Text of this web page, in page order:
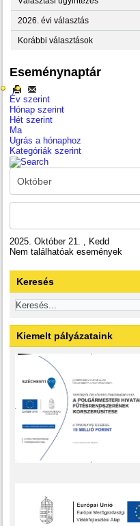
2026. évi választás
Korábbi választások
Eseménynaptár
Év szerint
Hónap szerint
Hét szerint
Ma
Ugrás a hónaphoz
Kategóriák szerint
2025. Október 21. , Kedd
Nem találhatóak események
Keresés
Kiemelt pályázataink